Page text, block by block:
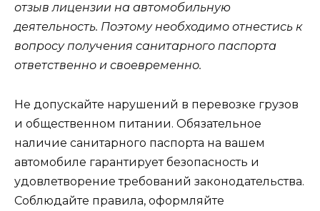
отзыв лицензии на автомобильную
деятельность. Поэтому необходимо отнестись к
вопросу получения санитарного паспорта
ответственно и своевременно.
Не допускайте нарушений в перевозке грузов
и общественном питании. Обязательное
наличие санитарного паспорта на вашем
автомобиле гарантирует безопасность и
удовлетворение требований законодательства.
Соблюдайте правила, оформляйте